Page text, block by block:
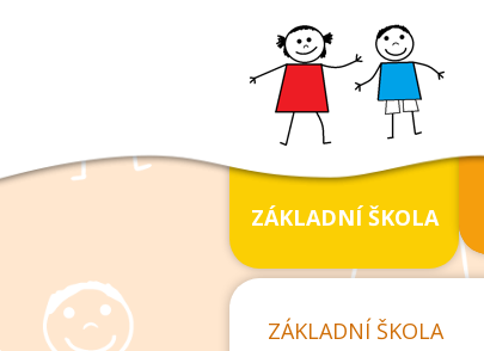
ZÁKLADNÍ ŠKOLA
ZÁKLADNÍ ŠKOLA